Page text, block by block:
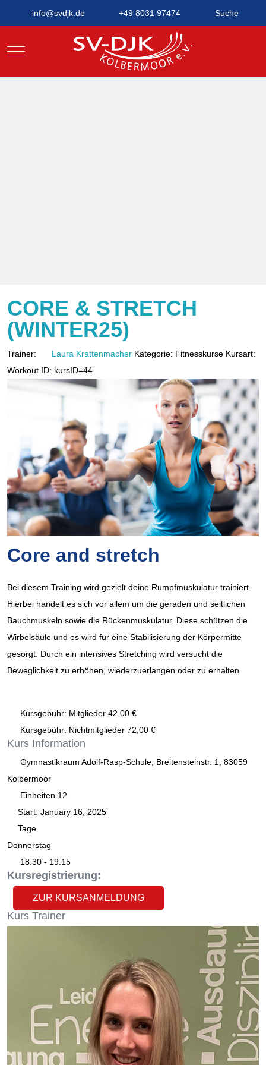
info@svdjk.de +49 8031 97474 Suche
Mobile Menu Toggle
CORE & STRETCH
(WINTER25)
Trainer: Laura Krattenmacher Kategorie: Fitnesskurse Kursart:
Workout ID: kursID=44
Core and stretch
Bei diesem Training wird gezielt deine Rumpfmuskulatur trainiert.
Hierbei handelt es sich vor allem um die geraden und seitlichen
Bauchmuskeln sowie die Rückenmuskulatur. Diese schützen die
Wirbelsäule und es wird für eine Stabilisierung der Körpermitte
gesorgt. Durch ein intensives Stretching wird versucht die
Beweglichkeit zu erhöhen, wiederzuerlangen oder zu erhalten.
Kursgebühr: Mitglieder 42,00 €
Kursgebühr: Nichtmitglieder 72,00 €
Kurs Information
Gymnastikraum Adolf-Rasp-Schule, Breitensteinstr. 1, 83059
Kolbermoor
Einheiten 12
Start: January 16, 2025
Tage
Donnerstag
18:30 - 19:15
Kursregistrierung:
ZUR KURSANMELDUNG
Kurs Trainer